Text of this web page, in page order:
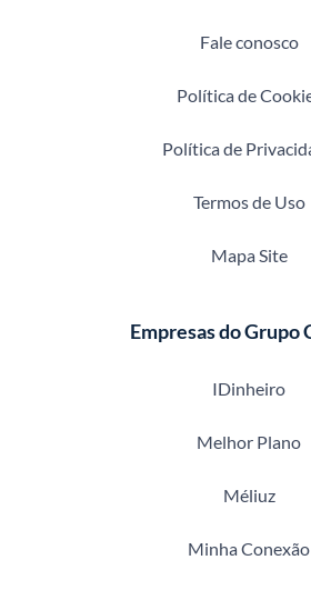
Fale conosco
Política de
Política de
Termos de Uso
Mapa Site
Empresas do Grupo
IDinheiro
Melhor Plano
Méliuz
Minha Conexão